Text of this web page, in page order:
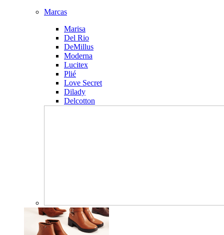
Marcas
Marisa
Del Rio
DeMillus
Moderna
Lucitex
Plié
Love Secret
Dilady
Delcotton